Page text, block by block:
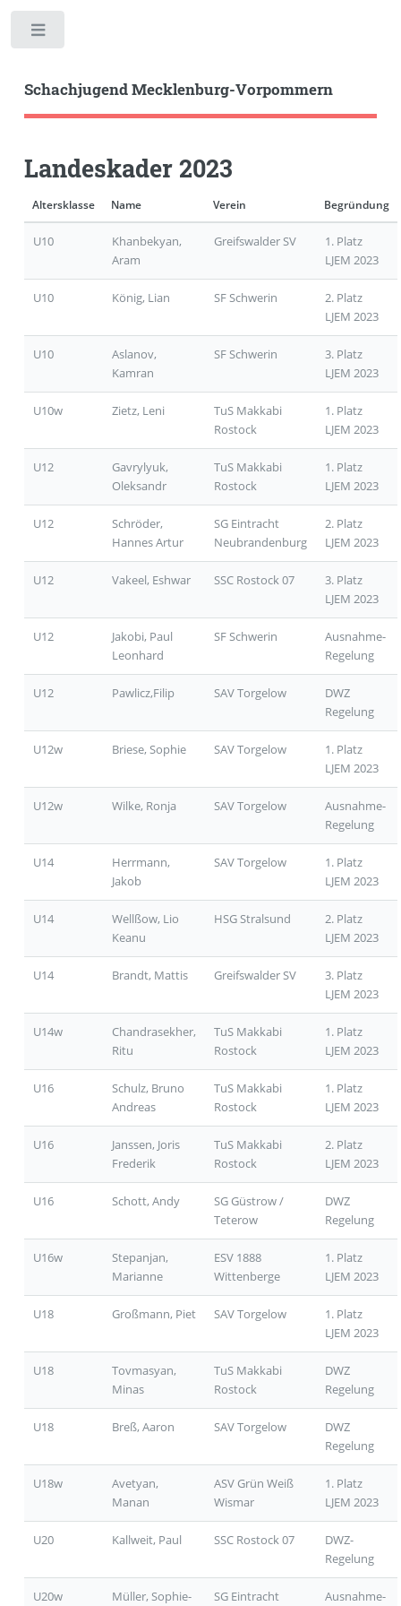
Schachjugend Mecklenburg-Vorpommern
Landeskader 2023
Altersklasse Name Verein Begründung
U10
Khanbekyan,
Aram
Greifswalder SV
1. Platz
LJEM 2023
U10 König, Lian SF Schwerin
2. Platz
LJEM 2023
U10
Aslanov,
Kamran
SF Schwerin
3. Platz
LJEM 2023
U10w Zietz, Leni
TuS Makkabi
Rostock
1. Platz
LJEM 2023
U12
Gavrylyuk,
Oleksandr
TuS Makkabi
Rostock
1. Platz
LJEM 2023
U12
Schröder,
Hannes Artur
SG Eintracht
Neubrandenburg
2. Platz
LJEM 2023
U12 Vakeel, Eshwar SSC Rostock 07
3. Platz
LJEM 2023
U12
Jakobi, Paul
Leonhard
SF Schwerin
Ausnahme-
Regelung
U12 Pawlicz,Filip SAV Torgelow
DWZ
Regelung
U12w Briese, Sophie SAV Torgelow
1. Platz
LJEM 2023
U12w Wilke, Ronja SAV Torgelow
Ausnahme-
Regelung
U14
Herrmann,
Jakob
SAV Torgelow
1. Platz
LJEM 2023
U14
Wellßow, Lio
Keanu
HSG Stralsund
2. Platz
LJEM 2023
U14 Brandt, Mattis Greifswalder SV
3. Platz
LJEM 2023
U14w
Chandrasekher,
Ritu
TuS Makkabi
Rostock
1. Platz
LJEM 2023
U16
Schulz, Bruno
Andreas
TuS Makkabi
Rostock
1. Platz
LJEM 2023
U16
Janssen, Joris
Frederik
TuS Makkabi
Rostock
2. Platz
LJEM 2023
U16 Schott, Andy
SG Güstrow /
Teterow
DWZ
Regelung
U16w
Stepanjan,
Marianne
ESV 1888
Wittenberge
1. Platz
LJEM 2023
U18 Großmann, Piet SAV Torgelow
1. Platz
LJEM 2023
U18
Tovmasyan,
Minas
TuS Makkabi
Rostock
DWZ
Regelung
U18 Breß, Aaron SAV Torgelow
DWZ
Regelung
U18w
Avetyan,
Manan
ASV Grün Weiß
Wismar
1. Platz
LJEM 2023
U20 Kallweit, Paul SSC Rostock 07
DWZ-
Regelung
U20w Müller, Sophie- SG Eintracht Ausnahme-